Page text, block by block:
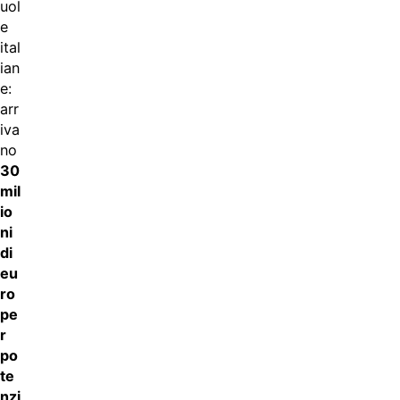
uol
e
ital
ian
e:
arr
iva
no
30
mil
io
ni
di
eu
ro
pe
r
po
te